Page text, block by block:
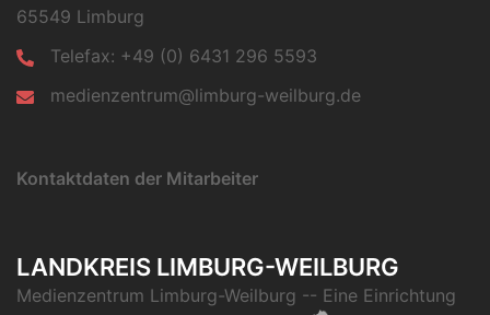
65549 Limburg
Telefax: +49 (0) 6431 296 5593
medienzentrum@limburg-weilburg.de
Kontaktdaten der Mitarbeiter
LANDKREIS LIMBURG-WEILBURG
Medienzentrum Limburg-Weilburg -- Eine Einrichtung